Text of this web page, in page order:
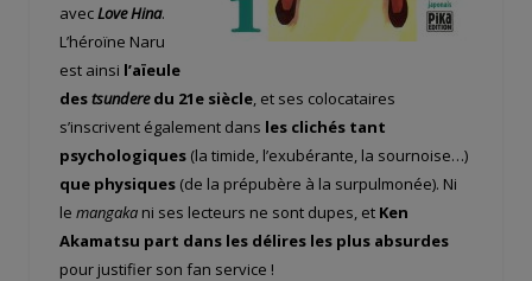
avecLove Hina.
L’héroïne Naru
est ainsi l’aïeule
destsunderedu 21e siècle , et ses colocataires
s’inscrivent également dans les clichés tant
psychologiques (la timide, l’exubérante, la sournoise…)
que physiques (de la prépubère à la surpulmonée). Ni
le mangaka ni ses lecteurs ne sont dupes, et Ken
Akamatsu part dans les délires les plus absurdes
pour justifier son fan service !